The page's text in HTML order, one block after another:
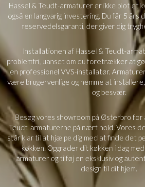
Hassel & Teudt-armaturer er ikke blot et
også en langvarig investering. Du får 5 års
reservedelsgaranti, der giver dig
Installationen af Hassel & Teudt-
problemfri, uanset om du foretrækker at
en professionel VVS-installatør.
være brugervenlige og nemme at
og besvær.
Besøg vores showroom på Østerbro for
Teudt-armaturerne på nært hold. Vores
står klar til at hjælpe dig med at finde det
køkken. Opgrader dit køkken i dag
armaturer og tilføj en eksklusiv og
design til dit hjem.